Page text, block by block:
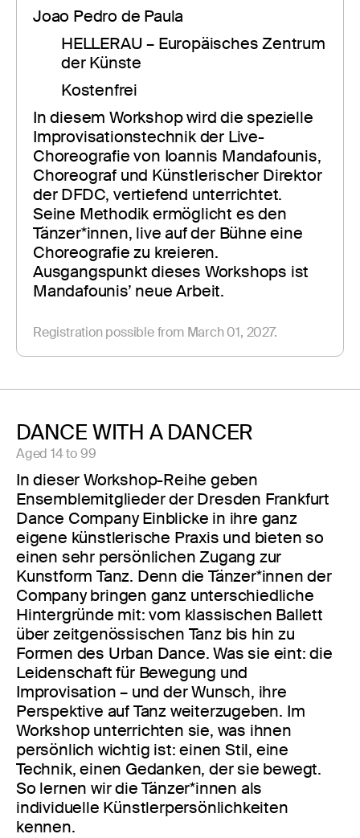
Joao Pedro de Paula
HELLERAU – Europäisches Zentrum
der Künste
Kostenfrei
In diesem Workshop wird die spezielle
Improvisationstechnik der Live-
Choreografie von Ioannis Mandafounis,
Choreograf und Künstlerischer Direktor
der DFDC, vertiefend unterrichtet.
Seine Methodik ermöglicht es den
Tänzer*innen, live auf der Bühne eine
Choreografie zu kreieren.
Ausgangspunkt dieses Workshops ist
Mandafounis’ neue Arbeit.
Registration possible from March 01, 2027.
DANCE WITH A DANCER
Aged 14 to 99
In dieser Workshop-Reihe geben
Ensemblemitglieder der Dresden Frankfurt
Dance Company Einblicke in ihre ganz
eigene künstlerische Praxis und bieten so
einen sehr persönlichen Zugang zur
Kunstform Tanz. Denn die Tänzer*innen der
Company bringen ganz unterschiedliche
Hintergründe mit: vom klassischen Ballett
über zeitgenössischen Tanz bis hin zu
Formen des Urban Dance. Was sie eint: die
Leidenschaft für Bewegung und
Improvisation – und der Wunsch, ihre
Perspektive auf Tanz weiterzugeben. Im
Workshop unterrichten sie, was ihnen
persönlich wichtig ist: einen Stil, eine
Technik, einen Gedanken, der sie bewegt.
So lernen wir die Tänzer*innen als
individuelle Künstlerpersönlichkeiten
kennen.